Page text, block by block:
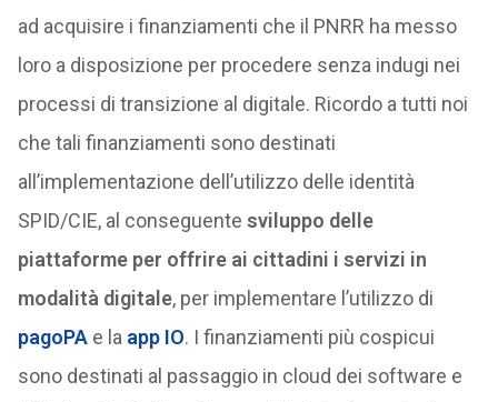
ad acquisire i finanziamenti che il PNRR ha messo
loro a disposizione per procedere senza indugi nei
processi di transizione al digitale. Ricordo a tutti noi
che tali finanziamenti sono destinati
all’implementazione dell’utilizzo delle identità
SPID/CIE, al conseguente sviluppo delle
piattaforme per offrire ai cittadini i servizi in
modalità digitale, per implementare l’utilizzo di
pagoPAe la app IO. I finanziamenti più cospicui
sono destinati al passaggio in cloud dei software e